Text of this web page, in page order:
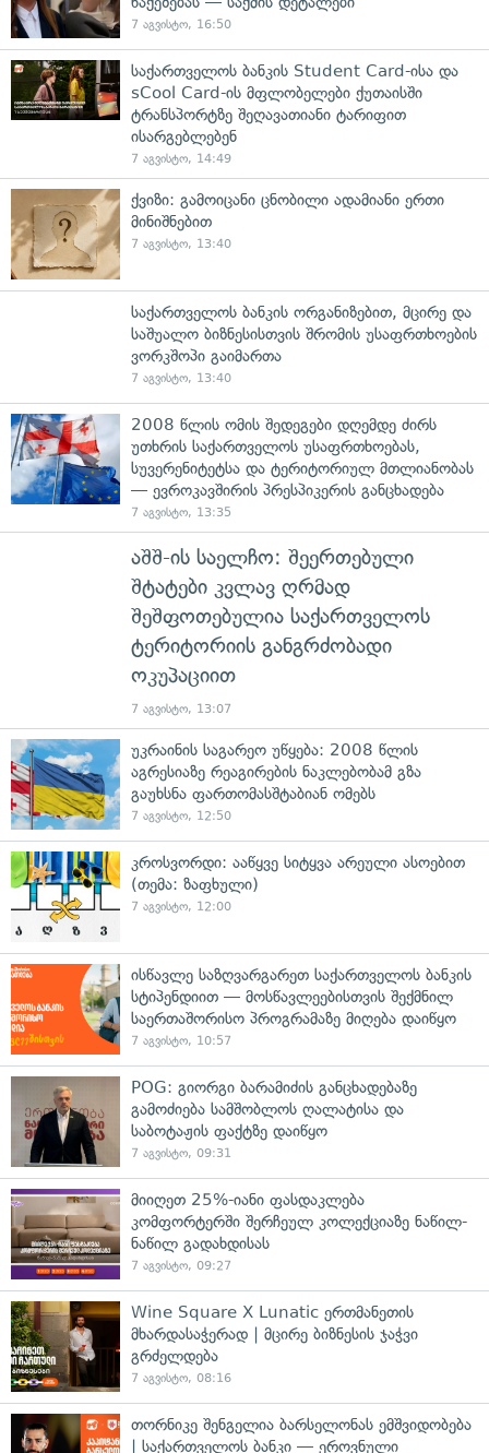
7 აგვისტო, 16:50
საქართველოს ბანკის Student Card-ისა და
sCool Card-ის მფლობელები ქუთაისში
ტრანსპორტზე შეღავათიანი ტარიფით
ისარგებლებენ
7 აგვისტო, 14:49
ქვიზი: გამოიცანი ცნობილი ადამიანი ერთი
მინიშნებით
7 აგვისტო, 13:40
საქართველოს ბანკის ორგანიზებით, მცირე და
საშუალო ბიზნესისთვის შრომის უსაფრთხოების
ვორკშოპი გაიმართა
7 აგვისტო, 13:40
2008 წლის ომის შედეგები დღემდე ძირს
უთხრის საქართველოს უსაფრთხოებას,
სუვერენიტეტსა და ტერიტორიულ მთლიანობას
— ევროკავშირის პრესპიკერის განცხადება
7 აგვისტო, 13:35
აშშ-ის საელჩო: შეერთებული
შტატები კვლავ ღრმად
შეშფოთებულია საქართველოს
ტერიტორიის განგრძობადი
ოკუპაციით
7 აგვისტო, 13:07
უკრაინის საგარეო უწყება: 2008 წლის
აგრესიაზე რეაგირების ნაკლებობამ გზა
გაუხსნა ფართომასშტაბიან ომებს
7 აგვისტო, 12:50
კროსვორდი: ააწყვე სიტყვა არეული ასოებით
(თემა: ზაფხული)
7 აგვისტო, 12:00
ისწავლე საზღვარგარეთ საქართველოს ბანკის
სტიპენდიით — მოსწავლეებისთვის შექმნილ
საერთაშორისო პროგრამაზე მიღება დაიწყო
7 აგვისტო, 10:57
POG: გიორგი ბარამიძის განცხადებაზე
გამოძიება სამშობლოს ღალატისა და
საბოტაჟის ფაქტზე დაიწყო
7 აგვისტო, 09:31
მიიღეთ 25%-იანი ფასდაკლება
კომფორტერში შერჩეულ კოლექციაზე ნაწილ-
ნაწილ გადახდისას
7 აგვისტო, 09:27
Wine Square X Lunatic ერთმანეთის
მხარდასაჭერად | მცირე ბიზნესის ჯაჭვი
გრძელდება
7 აგვისტო, 08:16
თორნიკე შენგელია ბარსელონას ემშვიდობება
| საქართველოს ბანკი — ეროვნული